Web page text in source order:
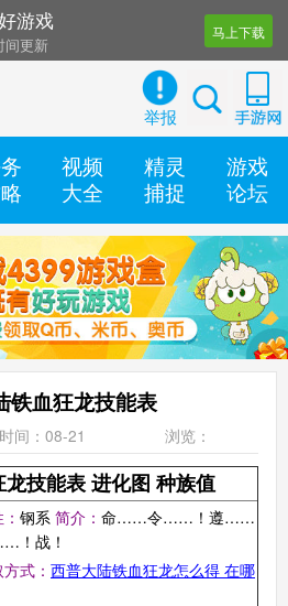
游戏
间更新
具
马上下载
举报
视频
大全
精灵
捕捉
游戏
论坛
铁血狂龙技能表
时间：08-21 浏览：
技能表 进化图 种族值
钢系 简介： 命……令……！遵……
！战！
式： 西普大陆铁血狂龙怎么得 在哪